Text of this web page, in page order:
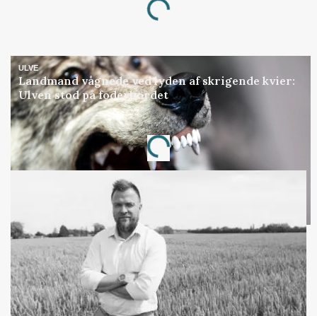
Loading...
ULVE
Landmand vågnede ved lyden af skrigende kvier:
Ulven stod på foderbordet
Annonce
Loading...